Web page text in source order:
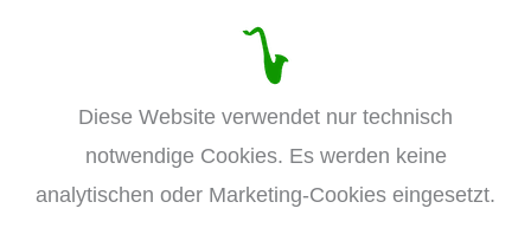
Diese Website verwendet nur technisch
notwendige Cookies. Es werden keine
analytischen oder Marketing-Cookies eingesetzt.